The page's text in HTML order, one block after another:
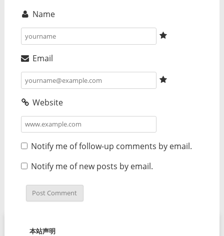
Name
Email
Website
Notify me of follow-up comments by email.
Notify me of new posts by email.
本站声明